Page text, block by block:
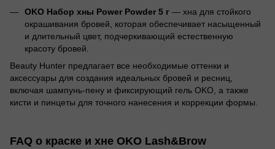
OKO Набор хны Power Powder 5 г — хна для стойкого
окрашивания бровей, которая обеспечивает насыщенный
и длительный цвет, подчеркивающий естественную
красоту бровей.
Beauty Hunter предлагает все необходимые оттенки и
аксессуары для создания идеальных бровей и ресниц,
включая шампунь-пену и фиксирующий гель OKO, а также
кисти и пинцеты для точного нанесения и коррекции формы.
FAQ о краске и хне OKO Lash&Brow